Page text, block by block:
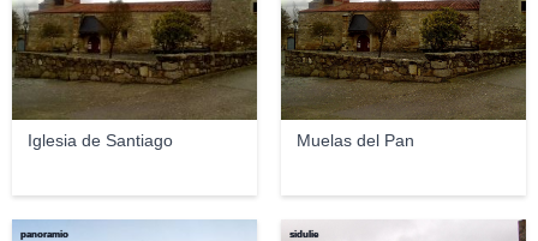
Iglesia de Santiago Muelas del Pan
panoramio sidulie